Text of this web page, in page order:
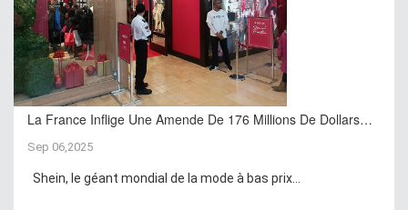
La France Inflige Une Amende De 176 Millions De Dollars…
Sep 06,2025
Shein, le géant mondial de la mode à bas prix...